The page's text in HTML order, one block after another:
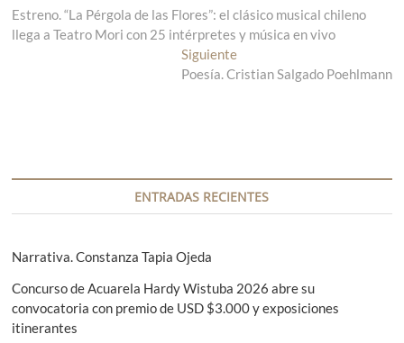
a
c
n
d
e
n
t
r
o
:
Estreno. “La Pérgola de las Flores”: el clásico musical chileno
llega a Teatro Mori con 25 intérpretes y música en vivo
SiguienteE
n
s
i
e
n
Poesía. Cristian Salgado Poehlmann
ENTRADAS RECIENTES
Narrativa. Constanza Tapia Ojeda
Concurso de Acuarela Hardy Wistuba 2026 abre su
convocatoria con premio de USD $3.000 y exposiciones
itinerantes